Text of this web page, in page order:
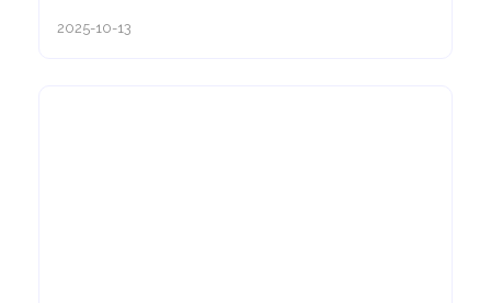
2025-10-13